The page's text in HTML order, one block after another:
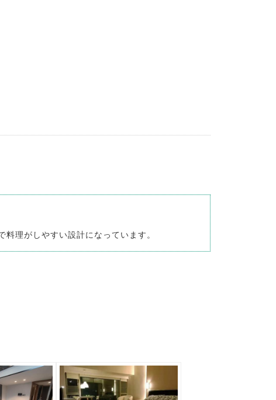
理がしやすい設計になっています。